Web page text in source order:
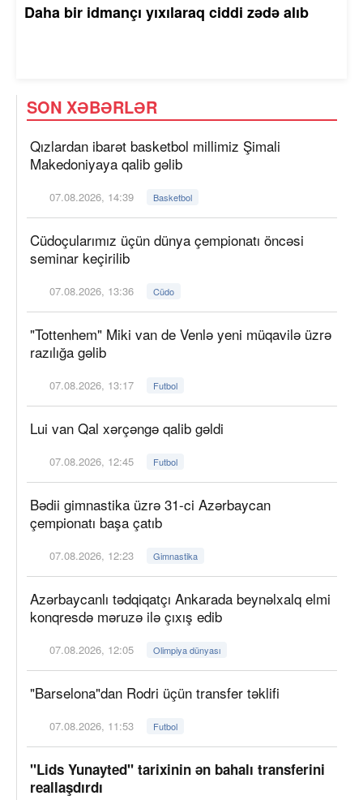
Daha bir idmançı yıxılaraq ciddi zədə alıb
SON XƏBƏRLƏR
Qızlardan ibarət basketbol millimiz Şimali
Makedoniyaya qalib gəlib
07.08.2026, 14:39 Basketbol
Cüdoçularımız üçün dünya çempionatı öncəsi
seminar keçirilib
07.08.2026, 13:36 Cüdo
"Tottenhem" Miki van de Venlə yeni müqavilə üzrə
razılığa gəlib
07.08.2026, 13:17 Futbol
Lui van Qal xərçəngə qalib gəldi
07.08.2026, 12:45 Futbol
Bədii gimnastika üzrə 31-ci Azərbaycan
çempionatı başa çatıb
07.08.2026, 12:23 Gimnastika
Azərbaycanlı tədqiqatçı Ankarada beynəlxalq elmi
konqresdə məruzə ilə çıxış edib
07.08.2026, 12:05 Olimpiya dünyası
"Barselona"dan Rodri üçün transfer təklifi
07.08.2026, 11:53 Futbol
"Lids Yunayted" tarixinin ən bahalı transferini
reallaşdırdı